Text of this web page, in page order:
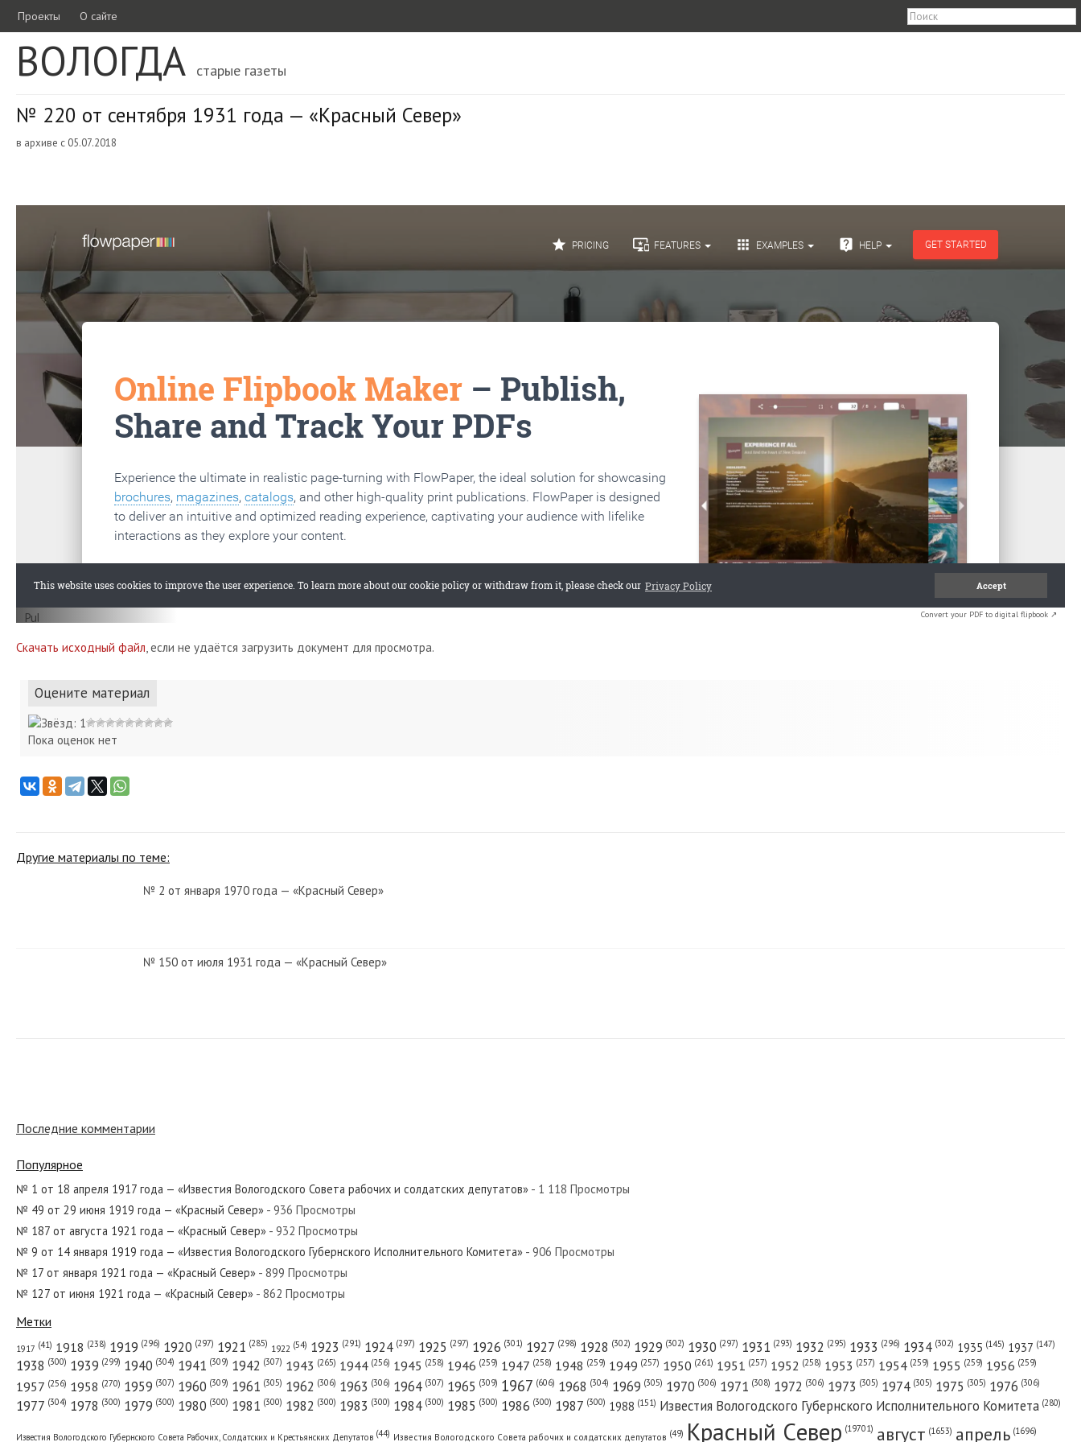
Проекты О сайте
ВОЛОГДА старые газеты
№ 220 от сентября 1931 года — «Красный Север»
в архиве с 05.07.2018
Convert your PDF to digital flipbook ↗
Скачать исходный файл, если не удаётся загрузить документ для просмотра.
Оцените материал
Пока оценок нет
Другие материалы по теме:
№ 2 от января 1970 года — «Красный Север»
№ 150 от июля 1931 года — «Красный Север»
№ 23 от января 1963 года — «Красный Север»
№ 184 от августа 1975 года — «Красный Север»
Последние комментарии
Популярное
№ 1 от 18 апреля 1917 года — «Известия Вологодского Совета рабочих и солдатских депутатов» - 1 118 Просмотры
№ 49 от 29 июня 1919 года — «Красный Север» - 936 Просмотры
№ 187 от августа 1921 года — «Красный Север» - 932 Просмотры
№ 9 от 14 января 1919 года — «Известия Вологодского Губернского Исполнительного Комитета» - 906 Просмотры
№ 17 от января 1921 года — «Красный Север» - 899 Просмотры
№ 127 от июня 1921 года — «Красный Север» - 862 Просмотры
Метки
1917 (41) 1918 (238) 1919 (296) 1920 (297) 1921 (285) 1922 (54) 1923 (291) 1924 (297) 1925 (297) 1926 (301) 1927 (298) 1928 (302) 1929 (302) 1930 (297) 1931 (293) 1932 (295) 1933 (296) 1934 (302) 1935 (145) 1937 (147)
1938 (300) 1939 (299) 1940 (304) 1941 (309) 1942 (307) 1943 (265) 1944 (256) 1945 (258) 1946 (259) 1947 (258) 1948 (259) 1949 (257) 1950 (261) 1951 (257) 1952 (258) 1953 (257) 1954 (259) 1955 (259) 1956 (259)
1957 (256) 1958 (270) 1959 (307) 1960 (309) 1961 (305) 1962 (306) 1963 (306) 1964 (307) 1965 (309) 1967 (606) 1968 (304) 1969 (305) 1970 (306) 1971 (308) 1972 (306) 1973 (305) 1974 (305) 1975 (305) 1976 (306)
1977 (304) 1978 (300) 1979 (300) 1980 (300) 1981 (300) 1982 (300) 1983 (300) 1984 (300) 1985 (300) 1986 (300) 1987 (300) 1988 (151) Известия Вологодского Губернского Исполнительного Комитета (280)
Известия Вологодского Губернского Совета Рабочих, Солдатских и Крестьянских Депутатов (44) Известия Вологодского Совета рабочих и солдатских депутатов (49) Красный Cевер (19701) август (1653) апрель (1696)